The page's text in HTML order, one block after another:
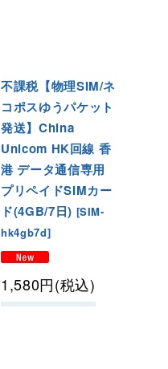
不課税【物理SIM/ネ
コポスゆうパケット
発送】China
Unicom HK回線 香
港 データ通信専用
プリペイドSIMカー
ド(4GB/7日) [SIM-
hk4gb7d]
1,580円(税込)